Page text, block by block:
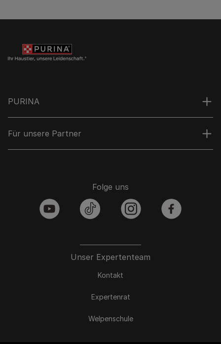
PURINA
Für unsere Partner
Unser Expertenteam
Kontakt
Expertenrat
Welpenschule
Folge uns
youtube tiktok instagram facebook